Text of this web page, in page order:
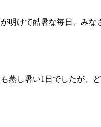
明けて酷暑な毎日、み
蒸し暑い1日でしたが